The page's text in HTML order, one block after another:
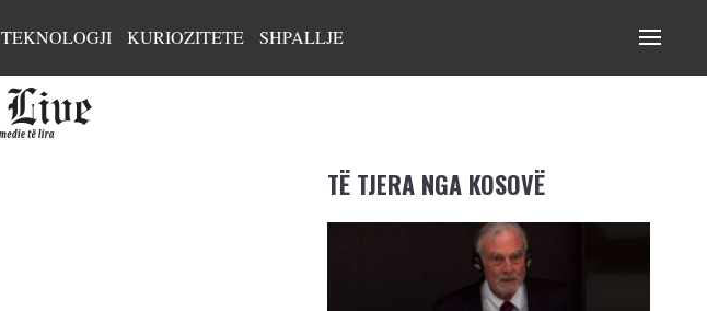
TEKNOLOGJI KURIOZITETE SHPALLJE
TË TJERA NGA KOSOVË